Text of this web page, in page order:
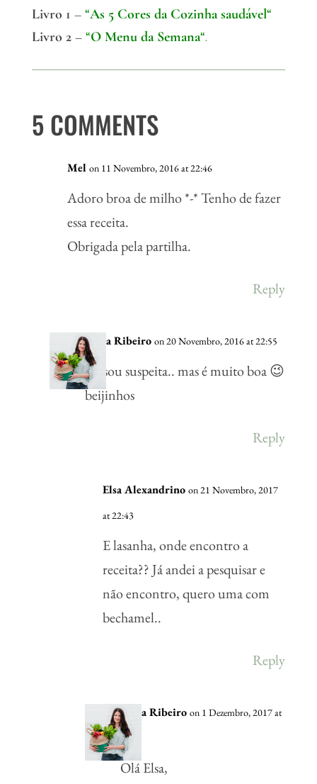
Livro 1 – “As 5 Cores da Cozinha saudável“
Livro 2– “O Menu da Semana“.
5 COMMENTS
Mel on 11 Novembro, 2016 at 22:46
Adoro broa de milho *-* Tenho de fazer
essa receita.
Obrigada pela partilha.
Reply
Vânia Ribeiro on 20 Novembro, 2016 at 22:55
Eu sou suspeita.. mas é muito boa 😉
beijinhos
Reply
Elsa Alexandrino on 21 Novembro, 2017
at 22:43
E lasanha, onde encontro a
receita?? Já andei a pesquisar e
não encontro, quero uma com
bechamel..
Reply
Vânia Ribeiro on 1 Dezembro, 2017 at
19:03
Olá Elsa,